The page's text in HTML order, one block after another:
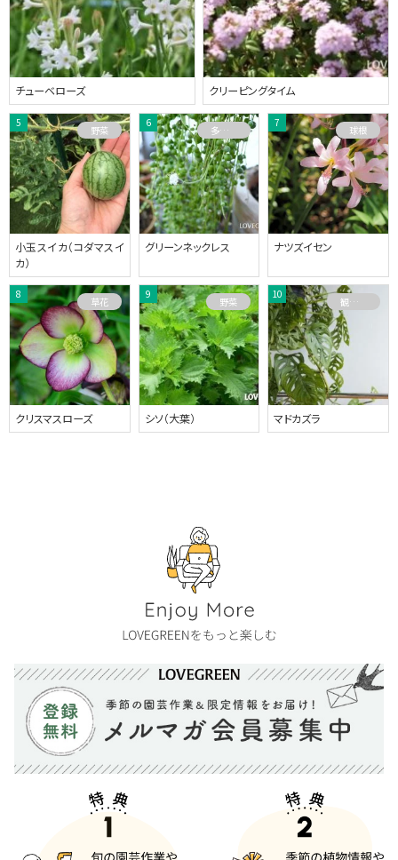
チューベローズ クリーピングタイム
小玉スイカ（コダマスイ
カ）
野菜
グリーンネックレス
多肉植物
ナツズイセン
球根
クリスマスローズ
草花
シソ（大葉）
野菜
マドカズラ
観葉植物